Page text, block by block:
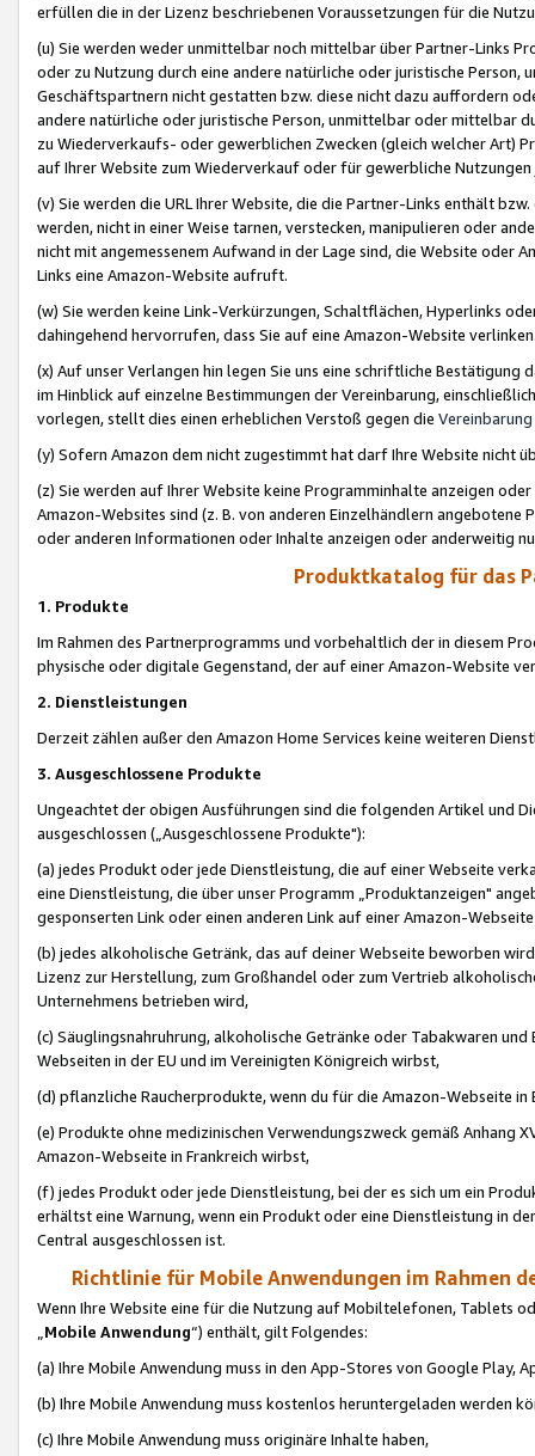
erfüllen die in der Lizenz beschriebenen Voraussetzungen für die
(u) Sie werden weder unmittelbar noch mittelbar über Partner-Links
oder zu Nutzung durch eine andere natürliche oder juristische
Geschäftspartnern nicht gestatten bzw. diese nicht dazu auffordern
andere natürliche oder juristische Person, unmittelbar oder mittelbar
zu Wiederverkaufs- oder gewerblichen Zwecken (gleich welcher Art)
auf Ihrer Website zum Wiederverkauf oder für gewerbliche
(v) Sie werden die URL Ihrer Website, die die Partner-Links enthält
werden, nicht in einer Weise tarnen, verstecken, manipulieren oder
nicht mit angemessenem Aufwand in der Lage sind, die Website oder
Links eine Amazon-Website aufruft.
(w) Sie werden keine Link-Verkürzungen, Schaltflächen, Hyperlinks
dahingehend hervorrufen, dass Sie auf eine Amazon-Website
(x) Auf unser Verlangen hin legen Sie uns eine schriftliche
im Hinblick auf einzelne Bestimmungen der Vereinbarung,
vorlegen, stellt dies einen erheblichen Verstoß gegen die Vereinbarung
(y) Sofern Amazon dem nicht zugestimmt hat darf Ihre Website nicht
(z) Sie werden auf Ihrer Website keine Programminhalte anzeigen
Amazon-Websites sind (z. B. von anderen Einzelhändlern
oder anderen Informationen oder Inhalte anzeigen oder anderweitig
Produktkatalog für das
1. Produkte
Im Rahmen des Partnerprogramms und vorbehaltlich der in diesem
physische oder digitale Gegenstand, der auf einer Amazon-Website
2. Dienstleistungen
Derzeit zählen außer den Amazon Home Services keine weiteren
3. Ausgeschlossene Produkte
Ungeachtet der obigen Ausführungen sind die folgenden Artikel und
ausgeschlossen („Ausgeschlossene Produkte"):
(a) jedes Produkt oder jede Dienstleistung, die auf einer Webseite
eine Dienstleistung, die über unser Programm „Produktanzeigen"
gesponserten Link oder einen anderen Link auf einer Amazon-
(b) jedes alkoholische Getränk, das auf deiner Webseite beworben
Lizenz zur Herstellung, zum Großhandel oder zum Vertrieb
Unternehmens betrieben wird,
(c) Säuglingsnahruhrung, alkoholische Getränke oder Tabakwaren
Webseiten in der EU und im Vereinigten Königreich wirbst,
(d) pflanzliche Raucherprodukte, wenn du für die Amazon-Webseite in
(e) Produkte ohne medizinischen Verwendungszweck gemäß Anhang
Amazon-Webseite in Frankreich wirbst,
(f) jedes Produkt oder jede Dienstleistung, bei der es sich um ein
erhältst eine Warnung, wenn ein Produkt oder eine Dienstleistung in
Central ausgeschlossen ist.
Richtlinie für Mobile Anwendungen im Rahmen
Wenn Ihre Website eine für die Nutzung auf Mobiltelefonen, Tablets
„Mobile Anwendung“) enthält, gilt Folgendes:
(a) Ihre Mobile Anwendung muss in den App-Stores von Google Play,
(b) Ihre Mobile Anwendung muss kostenlos heruntergeladen werden
(c) Ihre Mobile Anwendung muss originäre Inhalte haben,